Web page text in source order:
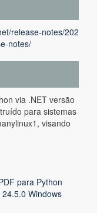
release-notes/202
notes/
via .NET versão
para sistemas
visando
para Python
Windows